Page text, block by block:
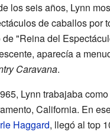
los seis años, Lynn
de caballos por
de "Reina del
aparecía a
Caravana.
Lynn trabajaba
California. En
Haggard, llegó al top